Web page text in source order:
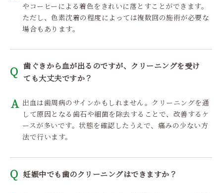
やコーヒーによる着色をきれいに落とすことができます。
ただし、色素沈着の程度によっては複数回の施術が必要な
場合もあります。
歯ぐきから血が出るのですが、クリーニングを受け
ても大丈夫ですか？
出血は歯周病のサインかもしれません。クリーニングを通
して原因となる歯石や細菌を除去することで、改善するケ
ースが多いです。状態を確認したうえで、痛みの少ない方
法で行います。
妊娠中でも歯のクリーニングはできますか？